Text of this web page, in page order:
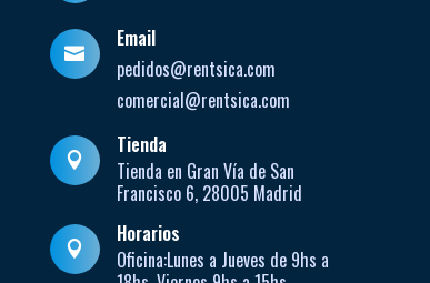

Email
pedidos@rentsica.com
comercial@rentsica.com

Tienda
Tienda en Gran Vía de San
Francisco 6, 28005 Madrid

Horarios
Oficina:Lunes a Jueves de9hs a